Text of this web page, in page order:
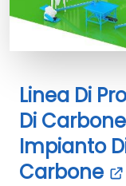
Linea Di
Di
Impianto
Carbone